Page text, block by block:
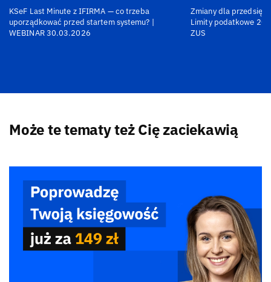
KSeF Last Minute z IFIRMA — co trzeba
uporządkować przed startem systemu? |
WEBINAR 30.03.2026
Zmiany dla
Limity podatkowe
ZUS
Może te tematy też Cię zaciekawią